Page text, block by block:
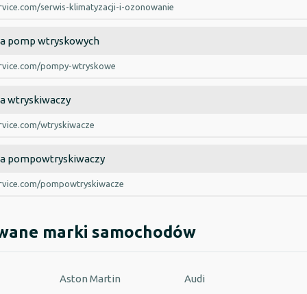
serwis-klimatyzacji-i-ozonowanie
pomp wtryskowych
pompy-wtryskowe
wtryskiwaczy
wtryskiwacze
pompowtryskiwaczy
pompowtryskiwacze
marki samochodów
Aston Martin Audi